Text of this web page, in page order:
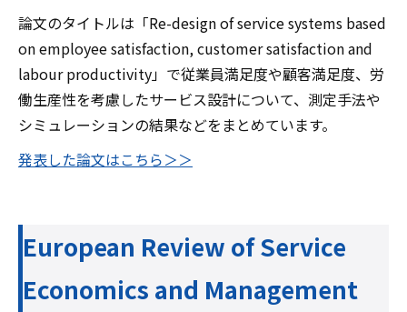
論文のタイトルは「Re-design of service systems based
on employee satisfaction, customer satisfaction and
labour productivity」で従業員満足度や顧客満足度、労
働生産性を考慮したサービス設計について、測定手法や
シミュレーションの結果などをまとめています。
発表した論文はこちら＞＞
European Review of Service
Economics and Management